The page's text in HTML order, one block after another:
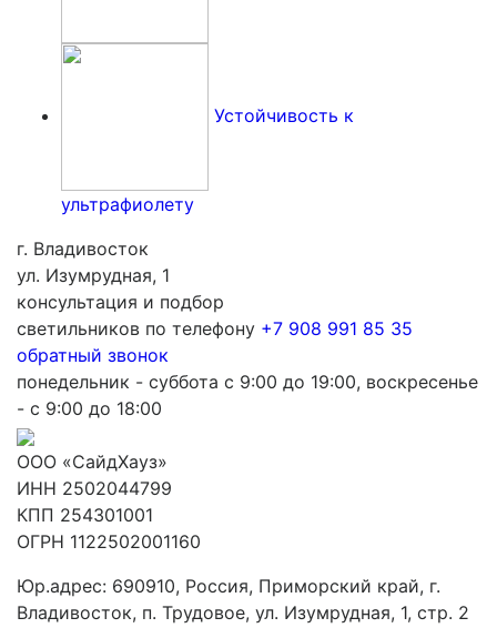
Устойчивость к
ультрафиолету
г. Владивосток
ул. Изумрудная, 1
консультация и подбор
светильников по телефону +7 908 991 85 35
обратный звонок
понедельник - суббота с 9:00 до 19:00, воскресенье
- с 9:00 до 18:00
ООО «СайдХауз»
ИНН 2502044799
КПП 254301001
ОГРН 1122502001160
Юр.адрес: 690910, Россия, Приморский край, г.
Владивосток, п. Трудовое, ул. Изумрудная, 1, стр. 2